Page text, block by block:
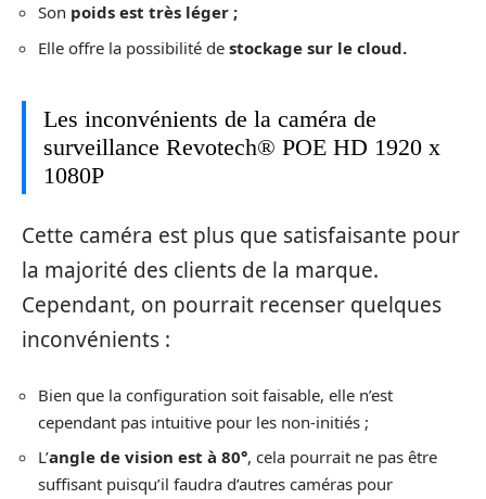
Son poids est très léger ;
Elle offre la possibilité de stockage sur le cloud.
Les inconvénients de la caméra de
surveillance Revotech® POE HD 1920 x
1080P
Cette caméra est plus que satisfaisante pour
la majorité des clients de la marque.
Cependant, on pourrait recenser quelques
inconvénients :
Bien que la configuration soit faisable, elle n’est
cependant pas intuitive pour les non-initiés ;
L’angle de vision est à 80°, cela pourrait ne pas être
suffisant puisqu’il faudra d’autres caméras pour